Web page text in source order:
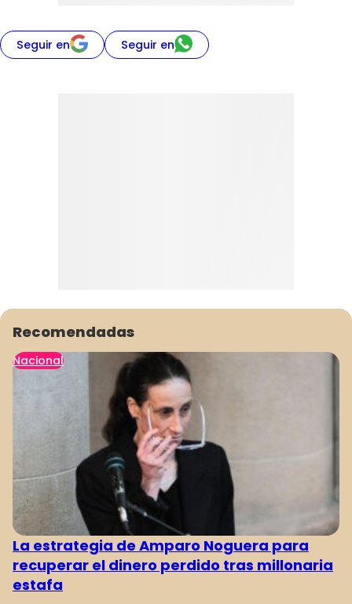
Seguir en Seguir en
Recomendadas
Nacional
La estrategia de Amparo Noguera para
recuperar el dinero perdido tras millonaria
estafa